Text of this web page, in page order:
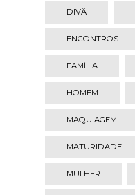
DIVÃ
ENCONTROS
FAMÍLIA
HOMEM
MAQUIAGEM
MATURIDADE
MULHER